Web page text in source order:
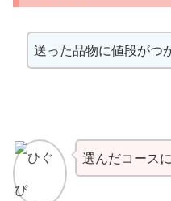
送った品物に値段がつ
選んだコース